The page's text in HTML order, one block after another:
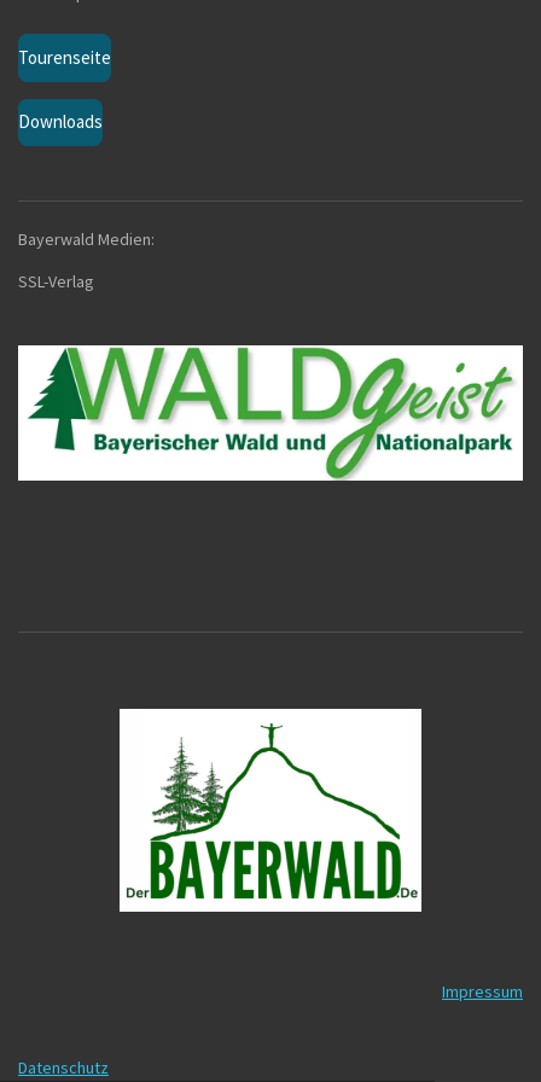
Tourenseite
Downloads
Bayerwald Medien:
SSL-Verlag
Impressum
Datenschutz